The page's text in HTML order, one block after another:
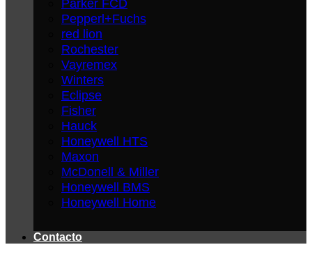
Parker FCD
Pepperl+Fuchs
red lion
Rochester
Vayremex
Winters
Eclipse
Fisher
Hauck
Honeywell HTS
Maxon
McDonell & Miller
Honeywell BMS
Honeywell Home
Contacto